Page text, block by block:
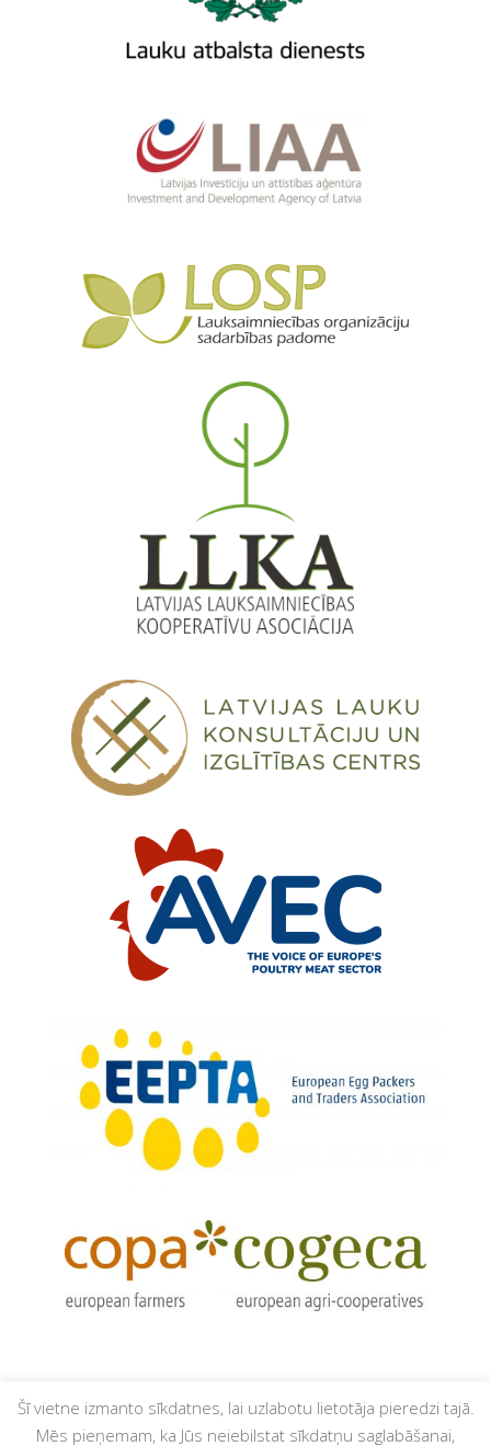
Šī vietne izmanto sīkdatnes, lai uzlabotu lietotāja pieredzi tajā.
Mēs pieņemam, ka Jūs neiebilstat sīkdatņu saglabāšanai,